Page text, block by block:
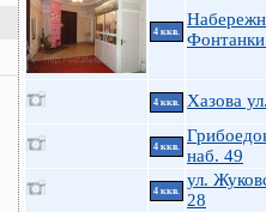
4 ккв.
4 ккв. Хазова
4 ккв.
наб. 49
4 ккв.
ул.
28